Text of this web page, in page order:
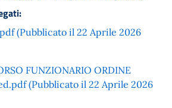
(Pubblicato il 22 Aprile 2026
FUNZIONARIO ORDINE
(Pubblicato il 22 Aprile 2026